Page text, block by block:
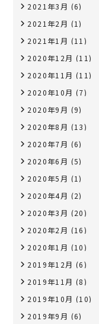
2021年3月 (6)
2021年2月 (1)
2021年1月 (11)
2020年12月 (11)
2020年11月 (11)
2020年10月 (7)
2020年9月 (9)
2020年8月 (13)
2020年7月 (6)
2020年6月 (5)
2020年5月 (1)
2020年4月 (2)
2020年3月 (20)
2020年2月 (16)
2020年1月 (10)
2019年12月 (6)
2019年11月 (8)
2019年10月 (10)
2019年9月 (6)